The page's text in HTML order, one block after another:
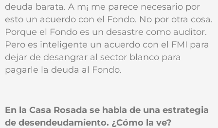
deuda barata. A m¡ me parece necesario por
esto un acuerdo con el Fondo. No por otra cosa.
Porque el Fondo es un desastre como auditor.
Pero es inteligente un acuerdo con el FMI para
dejar de desangrar al sector blanco para
pagarle la deuda al Fondo.
En la Casa Rosada se habla de una estrategia
de desendeudamiento. ¿Cómo la ve?